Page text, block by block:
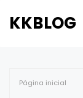
KKBLOG
Página inicial